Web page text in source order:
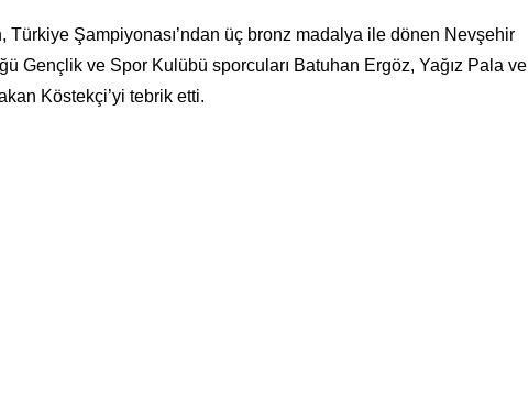
Türkiye Şampiyonası’ndan üç bronz madalya ile dönen Nevşehir
Gençlik ve Spor Kulübü sporcuları Batuhan Ergöz, Yağız Pala ve
Köstekçi’yi tebrik etti.